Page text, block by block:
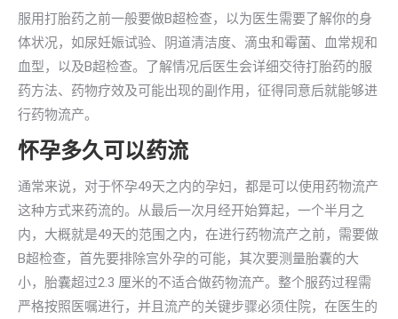
服用打胎药之前一般要做B超检查，以为医生需要了解你的身
体状况，如尿妊娠试验、阴道清洁度、滴虫和霉菌、血常规和
血型，以及B超检查。了解情况后医生会详细交待打胎药的服
药方法、药物疗效及可能出现的副作用，征得同意后就能够进
行药物流产。
怀孕多久可以药流
通常来说，对于怀孕49天之内的孕妇，都是可以使用药物流产
这种方式来药流的。从最后一次月经开始算起，一个半月之
内，大概就是49天的范围之内，在进行药物流产之前，需要做
B超检查，首先要排除宫外孕的可能，其次要测量胎囊的大
小，胎囊超过2.3 厘米的不适合做药物流产。整个服药过程需
严格按照医嘱进行，并且流产的关键步骤必须住院，在医生的